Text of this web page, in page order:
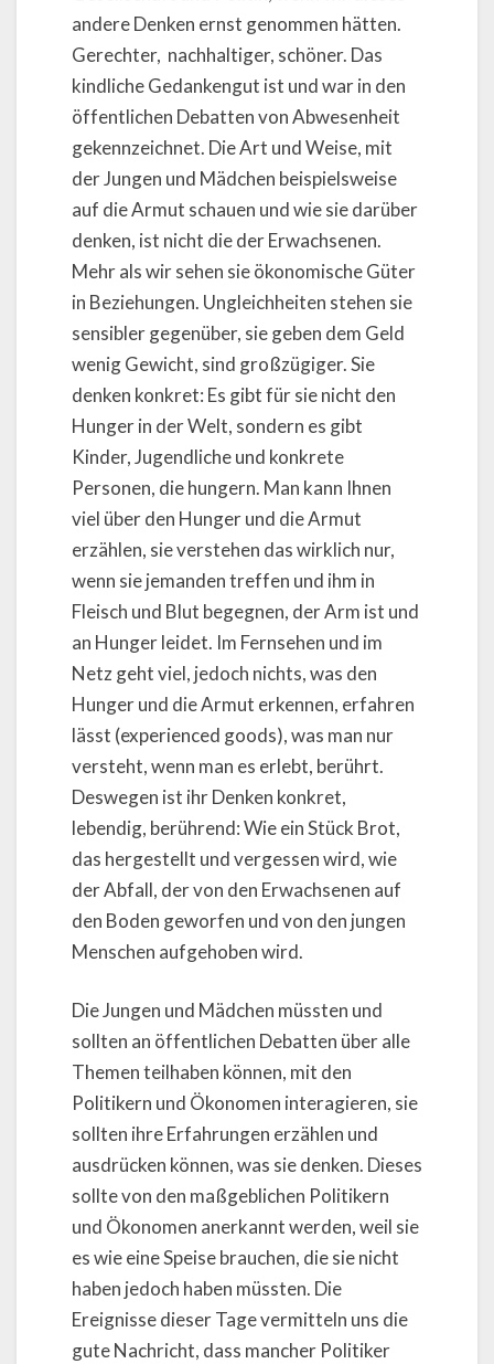
andere Denken ernst genommen hätten.
Gerechter, nachhaltiger, schöner. Das
kindliche Gedankengut ist und war in den
öffentlichen Debatten von Abwesenheit
gekennzeichnet. Die Art und Weise, mit
der Jungen und Mädchen beispielsweise
auf die Armut schauen und wie sie darüber
denken, ist nicht die der Erwachsenen.
Mehr als wir sehen sie ökonomische Güter
in Beziehungen. Ungleichheiten stehen sie
sensibler gegenüber, sie geben dem Geld
wenig Gewicht, sind großzügiger. Sie
denken konkret: Es gibt für sie nicht den
Hunger in der Welt, sondern es gibt
Kinder, Jugendliche und konkrete
Personen, die hungern. Man kann Ihnen
viel über den Hunger und die Armut
erzählen, sie verstehen das wirklich nur,
wenn sie jemanden treffen und ihm in
Fleisch und Blut begegnen, der Arm ist und
an Hunger leidet. Im Fernsehen und im
Netz geht viel, jedoch nichts, was den
Hunger und die Armut erkennen, erfahren
lässt (experienced goods), was man nur
versteht, wenn man es erlebt, berührt.
Deswegen ist ihr Denken konkret,
lebendig, berührend: Wie ein Stück Brot,
das hergestellt und vergessen wird, wie
der Abfall, der von den Erwachsenen auf
den Boden geworfen und von den jungen
Menschen aufgehoben wird.
Die Jungen und Mädchen müssten und
sollten an öffentlichen Debatten über alle
Themen teilhaben können, mit den
Politikern und Ökonomen interagieren, sie
sollten ihre Erfahrungen erzählen und
ausdrücken können, was sie denken. Dieses
sollte von den maßgeblichen Politikern
und Ökonomen anerkannt werden, weil sie
es wie eine Speise brauchen, die sie nicht
haben jedoch haben müssten. Die
Ereignisse dieser Tage vermitteln uns die
gute Nachricht, dass mancher Politiker